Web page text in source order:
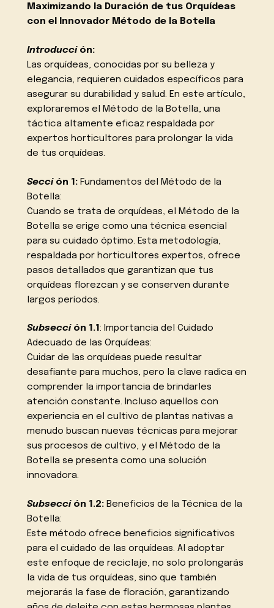
Maximizando la Duración de tus Orquídeas
con el Innovador Método de la Botella
Introducción:
Las orquídeas, conocidas por su belleza y
elegancia, requieren cuidados específicos para
asegurar su durabilidad y salud. En este artículo,
exploraremos el Método de la Botella, una
táctica altamente eficaz respaldada por
expertos horticultores para prolongar la vida
de tus orquídeas.
Sección 1: Fundamentos del Método de la
Botella:
Cuando se trata de orquídeas, el Método de la
Botella se erige como una técnica esencial
para su cuidado óptimo. Esta metodología,
respaldada por horticultores expertos, ofrece
pasos detallados que garantizan que tus
orquídeas florezcan y se conserven durante
largos períodos.
Subsección 1.1: Importancia del Cuidado
Adecuado de las Orquídeas:
Cuidar de las orquídeas puede resultar
desafiante para muchos, pero la clave radica en
comprender la importancia de brindarles
atención constante. Incluso aquellos con
experiencia en el cultivo de plantas nativas a
menudo buscan nuevas técnicas para mejorar
sus procesos de cultivo, y el Método de la
Botella se presenta como una solución
innovadora.
Subsección 1.2: Beneficios de la Técnica de la
Botella:
Este método ofrece beneficios significativos
para el cuidado de las orquídeas. Al adoptar
este enfoque de reciclaje, no solo prolongarás
la vida de tus orquídeas, sino que también
mejorarás la fase de floración, garantizando